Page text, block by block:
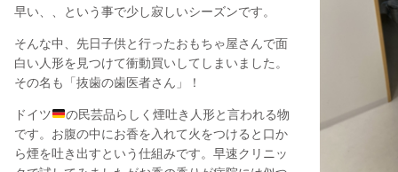
早い、、という事で少し寂しいシーズンです。
そんな中、先日子供と行ったおもちゃ屋さんで面
白い人形を見つけて衝動買いしてしまいました。
その名も「抜歯の歯医者さん」！
ドイツ
の民芸品らしく煙吐き人形と言われる物
です。お腹の中にお香を入れて火をつけると口か
ら煙を吐き出すという仕組みです。早速クリニッ